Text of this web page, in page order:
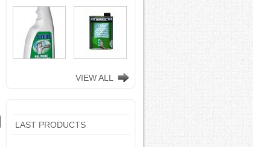
con nebulizzatore
- faren industrie
chimiche spa
TEKNICA -
TEKNICA
VIEW ALL
LAST PRODUCTS